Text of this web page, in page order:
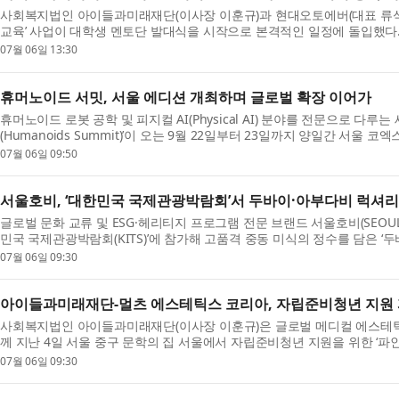
사회복지법인 아이들과미래재단(이사장 이훈규)과 현대오토에버(대표
교육’ 사업이 대학생 멘토단 발대식을 시작으로 본격적인 일정에 돌입했
07월 06일 13:30
휴머노이드 서밋, 서울 에디션 개최하며 글로벌 확장 이어가
휴머노이드 로봇 공학 및 피지컬 AI(Physical AI) 분야를 전문으로 다루는
(Humanoids Summit)’이 오는 9월 22일부터 23일까지 양일간 서울 코엑
07월 06일 09:50
서울호비, ‘대한민국 국제관광박람회’서 두바이·아부다비 럭셔
글로벌 문화 교류 및 ESG·헤리티지 프로그램 전문 브랜드 서울호비
민국 국제관광박람회(KITS)’에 참가해 고품격 중동 미식의 정수를 담은 ‘
07월 06일 09:30
아이들과미래재단-멀츠 에스테틱스 코리아, 자립준비청년 지
사회복지법인 아이들과미래재단(이사장 이훈규)은 글로벌 메디컬 에스
께 지난 4일 서울 중구 문학의 집 서울에서 자립준비청년 지원을 위한 ‘파
07월 06일 09:30